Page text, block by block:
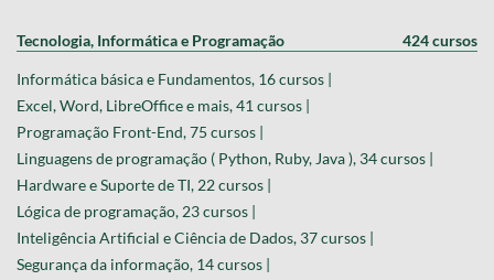
Tecnologia, Informática e Programação 424 cursos
Informática básica e Fundamentos, 16 cursos |
Excel, Word, LibreOffice e mais, 41 cursos |
Programação Front-End, 75 cursos |
Linguagens de programação ( Python, Ruby, Java ), 34 cursos |
Hardware e Suporte de TI, 22 cursos |
Lógica de programação, 23 cursos |
Inteligência Artificial e Ciência de Dados, 37 cursos |
Segurança da informação, 14 cursos |